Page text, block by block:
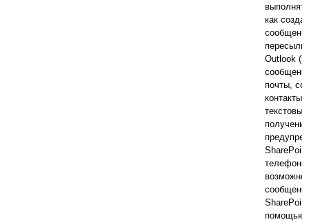
как
Outlook
почты,
контакты)
получение
помощью